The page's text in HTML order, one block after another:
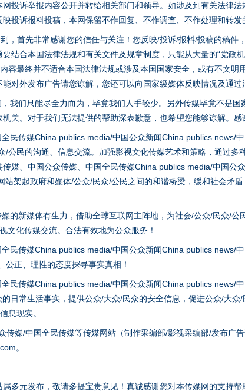
投诉举报内容公开并转给相关部门和领导。如涉及到有关法律
投诉报料投稿，本网保留不作回复、不作调查、不作处理和转发
，首先非常感谢您的信任与关注！您反映/投诉/报料/投稿的稿件
结合本国法律法规和有关文件及规章制度，只能从大量的“党政
容最终并不适合本国法律法规或涉及本国国家安全，或有不文明
对外发布广告请您谅解，您还可以向国家级媒体反映情况及通过
我们只能尽全力而为，毕竟我们人手较少。另外传媒毕竟不是
关。对于我们无法提供的帮助深表歉意，也希望您能够谅解。感
民传媒China publics media/中国公众新闻China publics news/
/公民的沟通、信息交流。加强影视文化传媒艺术和策略，通过多
媒、中国公众传媒、中国全民传媒China publics media/中国公
架起政府和媒体/公众/民众/公民之间的和谐桥梁，缓和社会矛
的新媒体有生力，借助全球互联网主阵地，为社会/公众/民众/公
文化传媒交流。合法有效地为公众服务！
民传媒China publics media/中国公众新闻China publics news/
正、理性的态度探寻事实真相！
民传媒China publics media/中国公众新闻China publics news/
日常生活事实，提供公众/大众/民众的安全信息，促进公众/大众
息现实。
传媒/中国全民传媒等传媒网站（制作采编部/影视采编部/发布广
。
多元发布，敬请多提宝贵意见！真诚感谢您对本传媒网的支持帮